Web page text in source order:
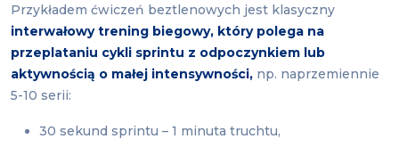
Przykładem ćwiczeń beztlenowych jest klasyczny
interwałowy trening biegowy, który polega na
przeplataniu cykli sprintu z odpoczynkiem lub
aktywnością o małej intensywności, np. naprzemiennie
5-10 serii:
30 sekund sprintu – 1 minuta truchtu,